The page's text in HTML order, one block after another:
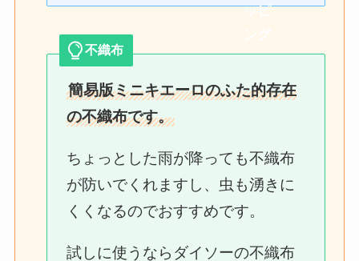
ッピ
不織布
簡易版ミニキエーロのふた的存在
の不織布です。
ちょっとした雨が降っても不織布
が防いでくれますし、虫も湧きに
くくなるのでおすすめです。
試しに使うならダイソーの不織布